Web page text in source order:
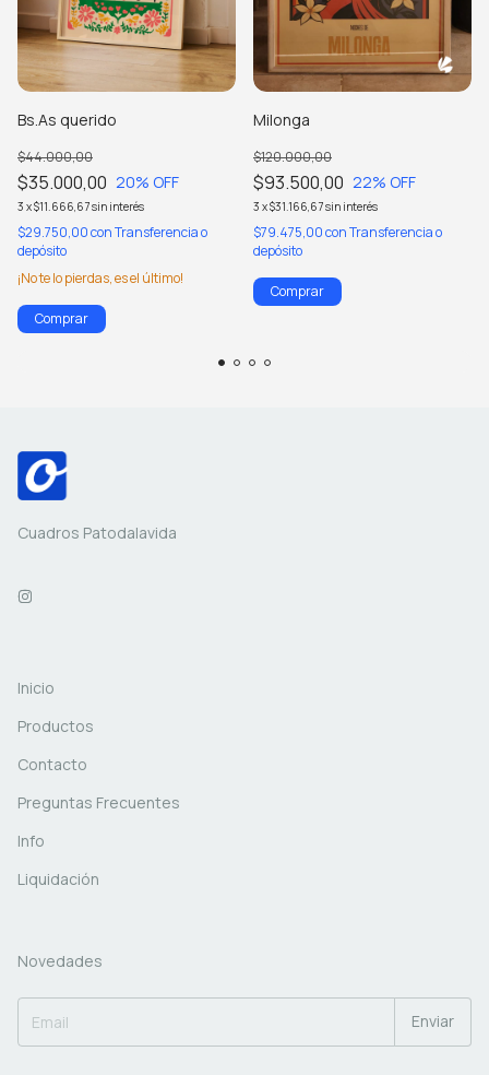
Bs.As querido
$35.000,00
$44.000,00
20% OFF
3 x$11.666,67sin interés
$29.750,00conTransferencia o
depósito
¡No te lo pierdas, es el último!
Comprar
Milonga
$93.500,00
$120.000,00
22% OFF
3 x$31.166,67sin interés
$79.475,00conTransferencia o
depósito
Comprar
Cuadros Patodalavida
Inicio
Productos
Contacto
Preguntas Frecuentes
Info
Liquidación
Novedades